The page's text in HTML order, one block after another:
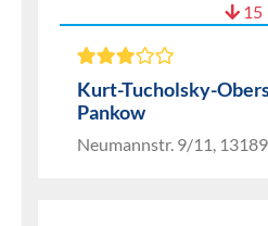
15
Kurt-Tucholsky-
Pankow
Neumannstr. 9/11,